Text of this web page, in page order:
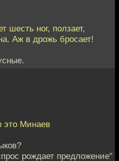
шесть ног, ползает,
Аж в дрожь бросает!
это Минаев
рождает предложение"